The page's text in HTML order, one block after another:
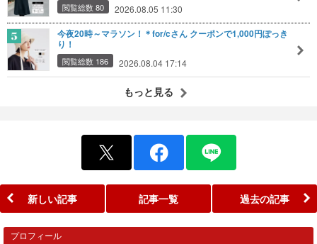
閲覧総数 80 2026.08.05 11:30
今夜20時～マラソン！＊for/cさん クーポンで1,000円ぽっき
り！
閲覧総数 186 2026.08.04 17:14
もっと見る
新しい記事 記事一覧 過去の記事
プロフィール